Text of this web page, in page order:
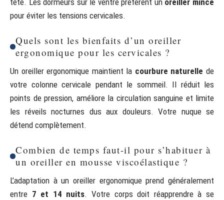
tête. Les dormeurs sur le ventre préfèrent un oreiller mince
pour éviter les tensions cervicales.
Quels sont les bienfaits d’un oreiller
ergonomique pour les cervicales ?
Un oreiller ergonomique maintient la courbure naturelle de
votre colonne cervicale pendant le sommeil. Il réduit les
points de pression, améliore la circulation sanguine et limite
les réveils nocturnes dus aux douleurs. Votre nuque se
détend complètement.
Combien de temps faut-il pour s’habituer à
un oreiller en mousse viscoélastique ?
L’adaptation à un oreiller ergonomique prend généralement
entre 7 et 14 nuits. Votre corps doit réapprendre à se